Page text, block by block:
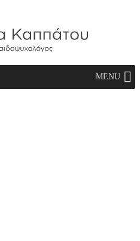
MENU